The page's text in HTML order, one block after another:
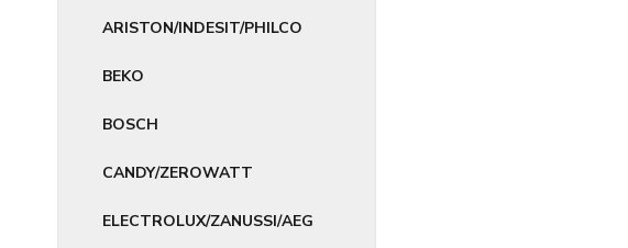
ARISTON/INDESIT/PHILCO
BEKO
BOSCH
CANDY/ZEROWATT
ELECTROLUX/ZANUSSI/AEG